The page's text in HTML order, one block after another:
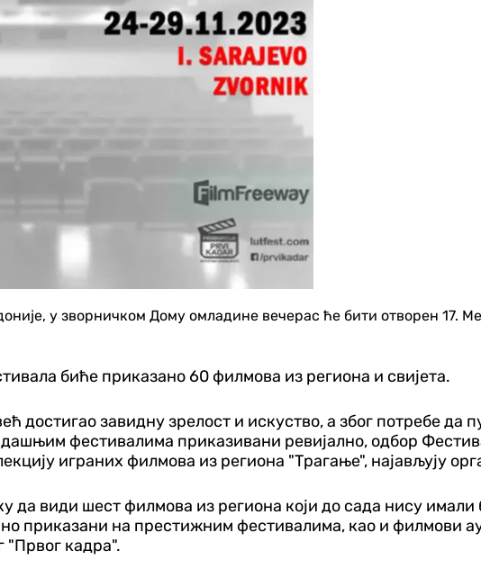
у зворничком Дому омладине вечерас ће бити отворен
биће приказано 60 филмова из региона и свијета.
достигао завидну зрелост и искуство, а због потребе
фестивалима приказивани ревијално, одбор
играних филмова из региона "Трагање", најављују
да види шест филмова из региона који до сада нису
приказани на престижним фестивалима, као и филмови
"Првог кадра".